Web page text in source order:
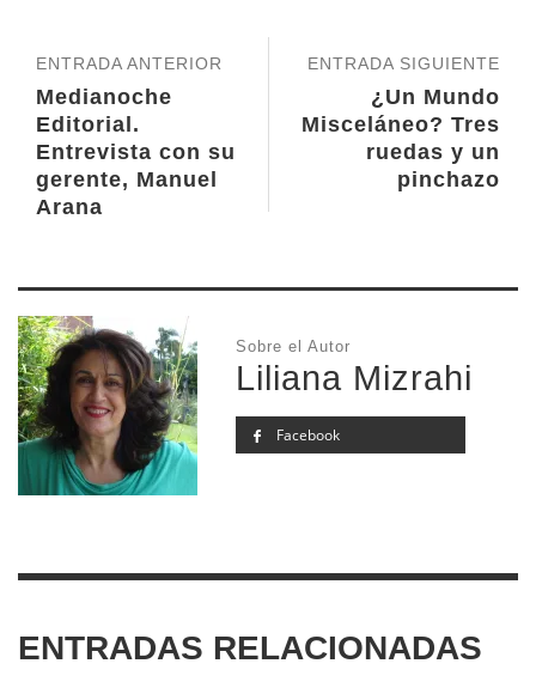
ENTRADA SIGUIENTE
¿Un Mundo
Misceláneo? Tres
ruedas y un
pinchazo
ENTRADA ANTERIOR
Medianoche
Editorial.
Entrevista con su
gerente, Manuel
Arana
Sobre el Autor
Liliana Mizrahi
Facebook
ENTRADAS RELACIONADAS